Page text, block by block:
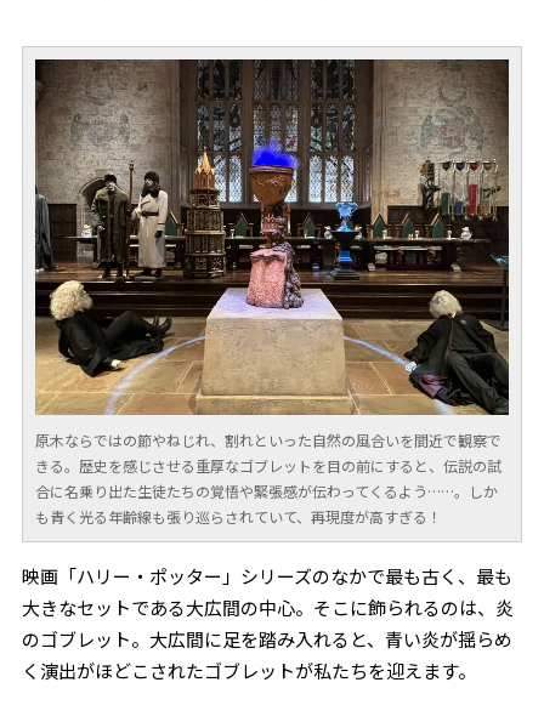
原木ならではの節やねじれ、割れといった自然の風合いを間近で観察で
きる。歴史を感じさせる重厚なゴブレットを目の前にすると、伝説の試
合に名乗り出た生徒たちの覚悟や緊張感が伝わってくるよう……。しか
も青く光る年齢線も張り巡らされていて、再現度が高すぎる！
映画「ハリー・ポッター」シリーズのなかで最も古く、最も
大きなセットである大広間の中心。そこに飾られるのは、炎
のゴブレット。大広間に足を踏み入れると、青い炎が揺らめ
く演出がほどこされたゴブレットが私たちを迎えます。